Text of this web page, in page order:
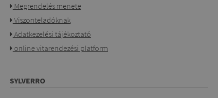
Megrendelés menete
Viszonteladóknak
Adatkezelési tájékoztató
online vitarendezési platform
SYLVERRO